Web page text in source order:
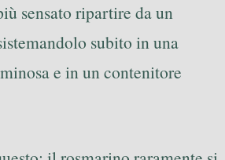
sensato ripartire da un
subito in una
e in un contenitore